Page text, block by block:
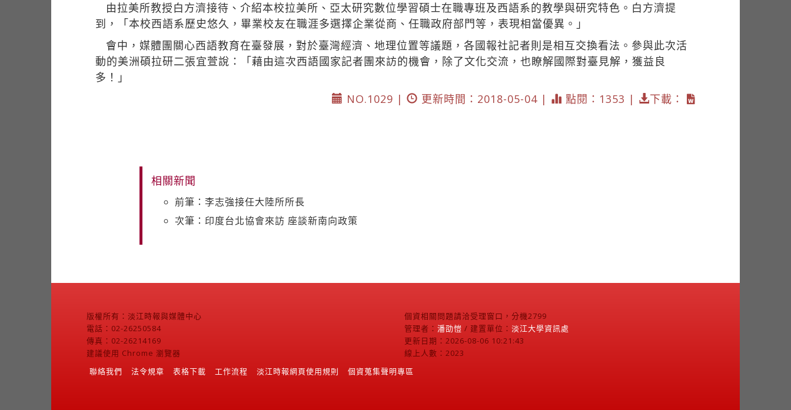
由拉美所教授白方濟接待、介紹本校拉美所、亞太研究數位學習碩士在職專班及西語系的教學與研究特色。白方濟提
到，「本校西語系歷史悠久，畢業校友在職涯多選擇企業從商、任職政府部門等，表現相當優異。」
會中，媒體團關心西語教育在臺發展，對於臺灣經濟、地理位置等議題，各國報社記者則是相互交換看法。參與此次活
動的美洲碩拉研二張宜萱說：「藉由這次西語國家記者團來訪的機會，除了文化交流，也瞭解國際對臺見解，獲益良
多！」
NO.1029 |
更新時間：2018-05-04 | 點閱：1353 | 下載：
相關新聞
前筆：李志強接任大陸所所長
次筆：印度台北協會來訪 座談新南向政策
版權所有：淡江時報與媒體中心
電話：02-26250584
傳真：02-26214169
建議使用 Chrome 瀏覽器
個資相關問題請洽受理窗口，分機2799
管理者： 潘劭愷 / 建置單位： 淡江大學資訊處
更新日期：2026-08-06 10:21:43
線上人數：2023
聯絡我們
法令規章 表格下載 工作流程 淡江時報網頁使用規則 個資蒐集聲明專區